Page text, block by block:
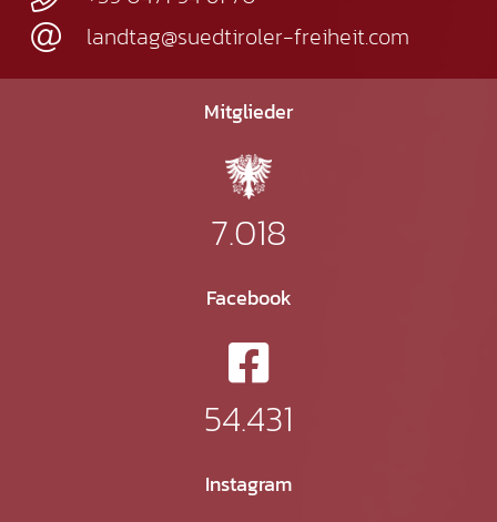
landtag@suedtiroler-freiheit.com
Mitglieder
7.018
Facebook
54.431
Instagram